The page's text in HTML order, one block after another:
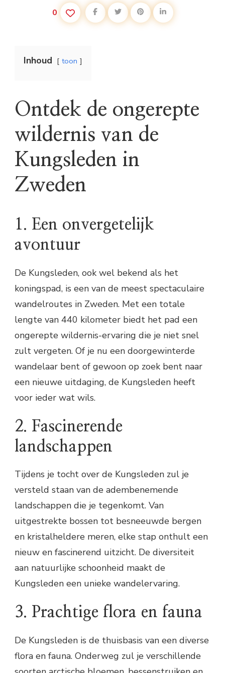
0
Inhoud toon
Ontdek de ongerepte
wildernis van de
Kungsleden in
Zweden
1. Een onvergetelijk
avontuur
De Kungsleden, ook wel bekend als het
koningspad, is een van de meest spectaculaire
wandelroutes in Zweden. Met een totale
lengte van 440 kilometer biedt het pad een
ongerepte wildernis-ervaring die je niet snel
zult vergeten. Of je nu een doorgewinterde
wandelaar bent of gewoon op zoek bent naar
een nieuwe uitdaging, de Kungsleden heeft
voor ieder wat wils.
2. Fascinerende
landschappen
Tijdens je tocht over de Kungsleden zul je
versteld staan van de adembenemende
landschappen die je tegenkomt. Van
uitgestrekte bossen tot besneeuwde bergen
en kristalheldere meren, elke stap onthult een
nieuw en fascinerend uitzicht. De diversiteit
aan natuurlijke schoonheid maakt de
Kungsleden een unieke wandelervaring.
3. Prachtige flora en fauna
De Kungsleden is de thuisbasis van een diverse
flora en fauna. Onderweg zul je verschillende